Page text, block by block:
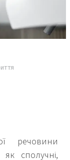
речовини
сполучні,